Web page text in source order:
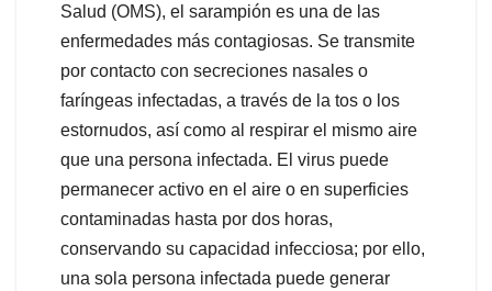
Salud (OMS), el sarampión es una de las
enfermedades más contagiosas. Se transmite
por contacto con secreciones nasales o
faríngeas infectadas, a través de la tos o los
estornudos, así como al respirar el mismo aire
que una persona infectada. El virus puede
permanecer activo en el aire o en superficies
contaminadas hasta por dos horas,
conservando su capacidad infecciosa; por ello,
una sola persona infectada puede generar